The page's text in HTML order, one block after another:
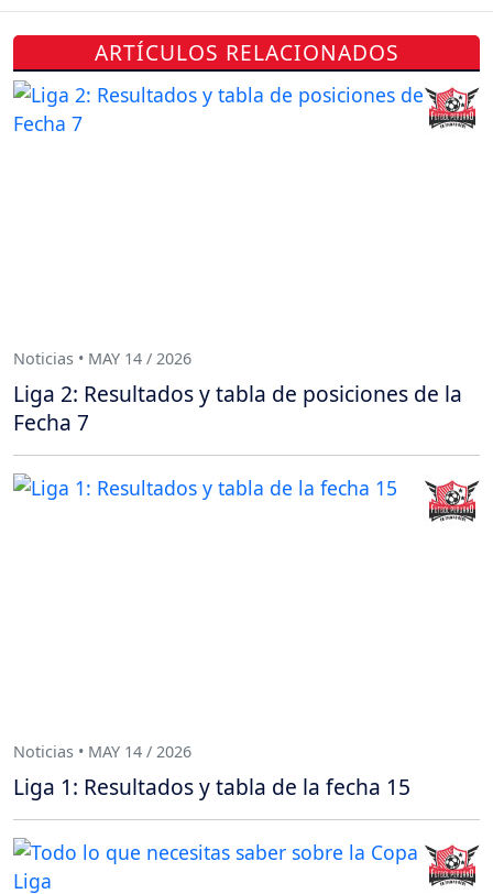
ARTÍCULOS RELACIONADOS
Noticias • MAY 14 / 2026
Liga 2: Resultados y tabla de posiciones de la
Fecha 7
Noticias • MAY 14 / 2026
Liga 1: Resultados y tabla de la fecha 15